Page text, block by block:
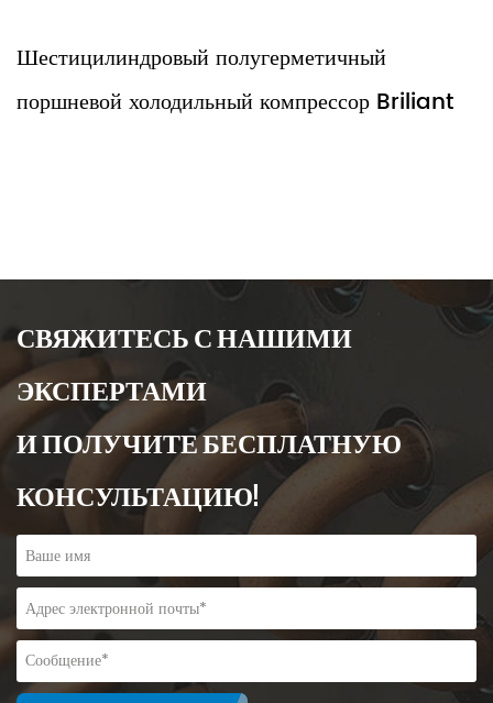
полугерметичный
холодильный компрессор Briliant
СВЯЖИТЕСЬ С НАШИМИ
ЭКСПЕРТАМИ
И ПОЛУЧИТЕ БЕСПЛАТНУЮ
КОНСУЛЬТАЦИЮ!